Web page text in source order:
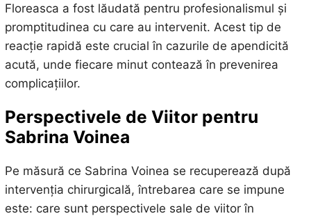
Floreasca a fost lăudată pentru profesionalismul și
promptitudinea cu care au intervenit. Acest tip de
reacție rapidă este crucial în cazurile de apendicită
acută, unde fiecare minut contează în prevenirea
complicațiilor.
Perspectivele de Viitor pentru
Sabrina Voinea
Pe măsură ce Sabrina Voinea se recuperează după
intervenția chirurgicală, întrebarea care se impune
este: care sunt perspectivele sale de viitor în